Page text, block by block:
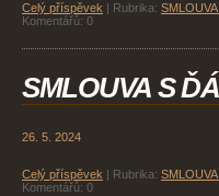
Celý příspěvek Rubrika:
Komentářů: 0
SMLOUVA S
26. 5. 2024
Celý příspěvek Rubrika:
Komentářů: 0